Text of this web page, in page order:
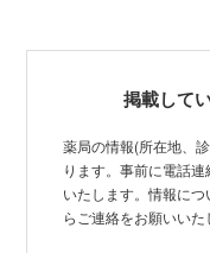
掲載して
薬局の情報(所在地、
ります。事前に電話
いたします。情報に
らご連絡をお願いいた